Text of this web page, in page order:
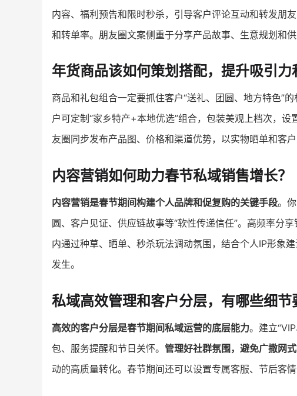
内容、福利预告和限时秒杀，引导客户评论互动和转发朋友
和转单率。朋友圈文案侧重于分享产品故事、生意规划和
年货商品该如何策划搭配，提升吸引力
商品和礼包组合一定要抓住客户“送礼、团圆、地方特色”的
户可定制“家乡特产+本地优选”组合，包装美观上档次，设
友圈同步发布产品图、价格和渠道优势，以实物晒单和客
内容营销如何助力春节私域销售增长？
内容营销是春节期间构建个人品牌和促复购的关键手段。
圆、客户见证、供应链故事等“软性传递信任”。高频率分享
内通过种草、晒单、秒杀玩法调动氛围，结合个人IP形象
发生。
私域高效管理和客户分层，有哪些细节
高效的客户分层是春节期间私域运营的底层能力。建立
包、服务提醒和节日关怀。 管理好社群氛围，避免广撒网
动的高质量转化。春节期间还可以设置专属客服、节后客